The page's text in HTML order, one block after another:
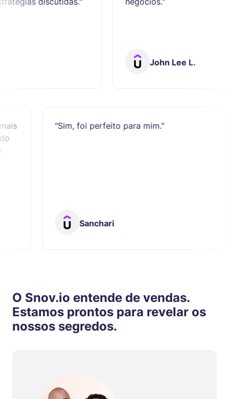
John Lee L.
aprendi mais
minutos do
1.000 com
"Sim, foi perfeito para mim."
O Snov.io entende de vendas.
Estamos prontos para revelar os
nossos segredos.